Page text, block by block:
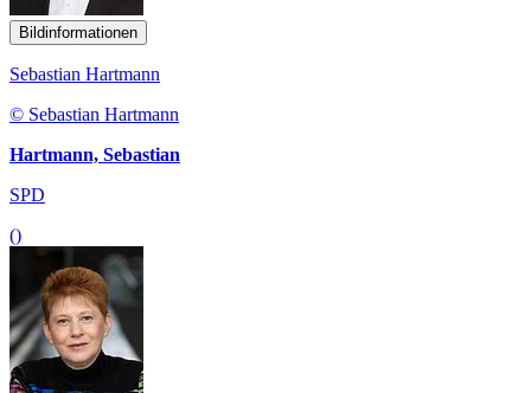
Bildinformationen
Sebastian Hartmann
© Sebastian Hartmann
Hartmann, Sebastian
SPD
()